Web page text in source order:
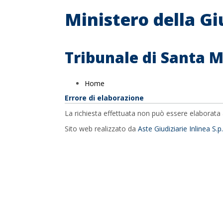
Ministero della
Tribunale di Santa
Home
Errore di elaborazione
La richiesta effettuata non può essere
Sito web realizzato da Aste Giudiziarie Inlinea